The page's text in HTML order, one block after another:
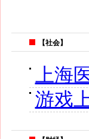
【社会】
上海
游戏